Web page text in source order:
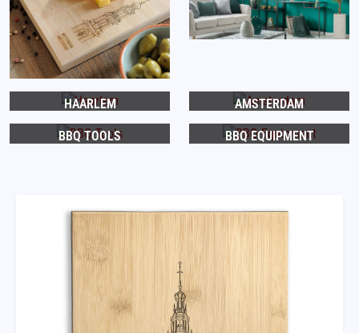
HAARLEM AMSTERDAM
BBQ TOOLS BBQ EQUIPMENT